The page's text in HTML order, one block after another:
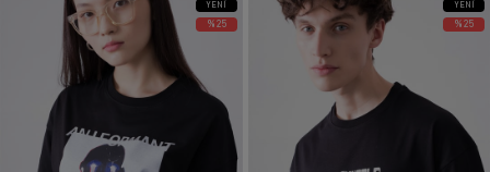
YENI
ÜRÜN
%25
YENI
ÜRÜN
%25